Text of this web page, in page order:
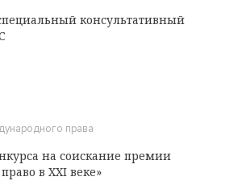
консультативный
права
на соискание премии
в XXI веке»